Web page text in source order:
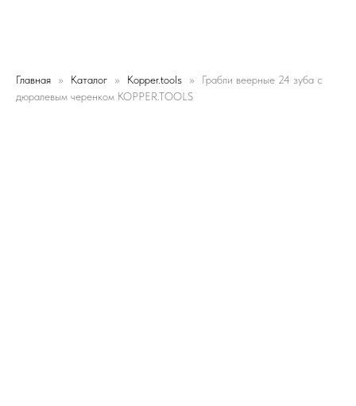
Главная Каталог Kopper.tools
Грабли веерные 24 зуба с
дюралевым черенком KOPPER.TOOLS